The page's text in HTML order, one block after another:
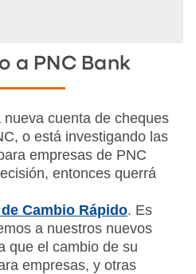
a PNC Bank
cuenta de cheques
o está investigando las
empresas de PNC
entonces querrá
Cambio Rápido. Es
a nuestros nuevos
que el cambio de su
empresas, y otras